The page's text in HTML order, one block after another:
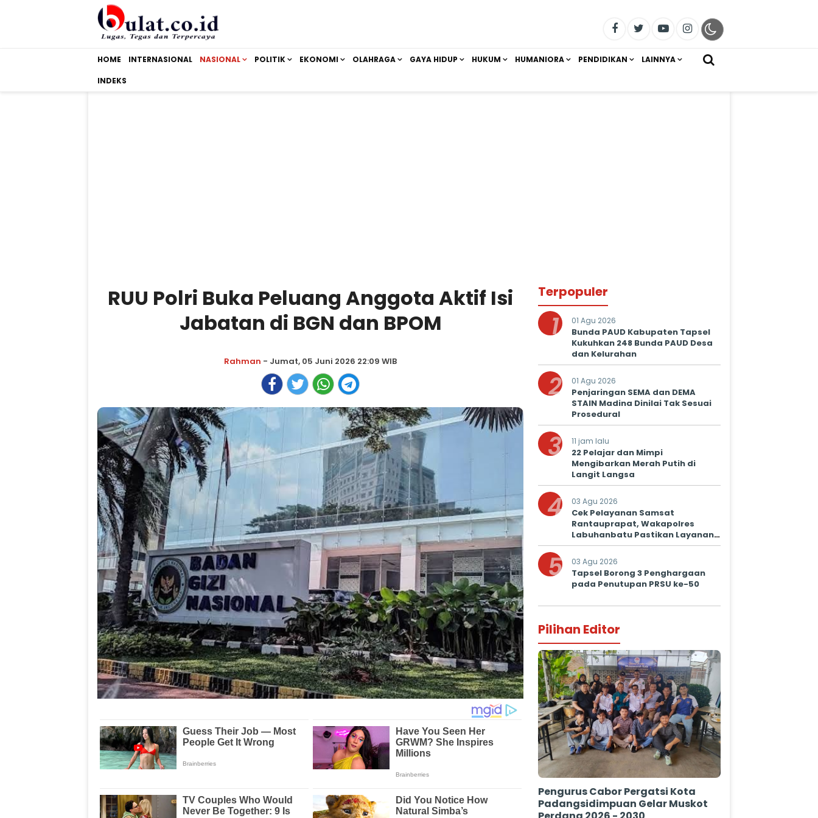
HOME INTERNASIONAL NASIONAL POLITIK EKONOMI OLAHRAGA GAYA HIDUP HUKUM HUMANIORA PENDIDIKAN LAINNYA
INDEKS
RUU Polri Buka Peluang Anggota Aktif Isi
Jabatan di BGN dan BPOM
Rahman - Jumat, 05 Juni 2026 22:09 WIB
Terpopuler
1 01 Agu 2026
Bunda PAUD Kabupaten Tapsel
Kukuhkan 248 Bunda PAUD Desa
dan Kelurahan
2 01 Agu 2026
Penjaringan SEMA dan DEMA
STAIN Madina Dinilai Tak Sesuai
Prosedural
3 11 jam lalu
22 Pelajar dan Mimpi
Mengibarkan Merah Putih di
Langit Langsa
4 03 Agu 2026
Cek Pelayanan Samsat
Rantauprapat, Wakapolres
Labuhanbatu Pastikan Layanan
Prima untuk Masyarakat
5 03 Agu 2026
Tapsel Borong 3 Penghargaan
pada Penutupan PRSU ke-50
Pilihan Editor
Pengurus Cabor Pergatsi Kota
Padangsidimpuan Gelar Muskot